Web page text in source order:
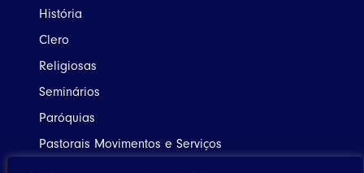
História
Clero
Religiosas
Seminários
Paróquias
Pastorais Movimentos e Serviços